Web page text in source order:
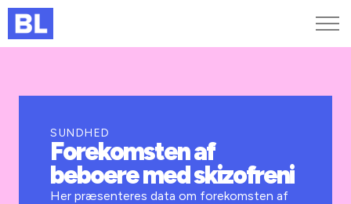
Kurser og arrangementer
Jobportalen
SUNDHED
Forekomsten af
beboere med skizofreni
Her præsenteres data om forekomsten af